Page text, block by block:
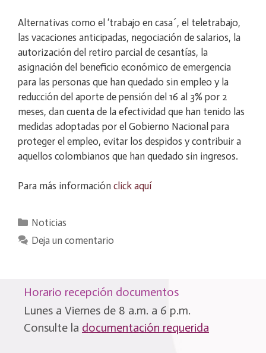
Alternativas como el ‘trabajo en casa´, el teletrabajo,
las vacaciones anticipadas, negociación de salarios, la
autorización del retiro parcial de cesantías, la
asignación del beneficio económico de emergencia
para las personas que han quedado sin empleo y la
reducción del aporte de pensión del 16 al 3% por 2
meses, dan cuenta de la efectividad que han tenido las
medidas adoptadas por el Gobierno Nacional para
proteger el empleo, evitar los despidos y contribuir a
aquellos colombianos que han quedado sin ingresos.
Para más información click aquí
Categorías
Noticias
Deja un comentario
Horario recepción documentos
Lunes a Viernes de 8 a.m. a 6 p.m.
Consulte la documentación requerida